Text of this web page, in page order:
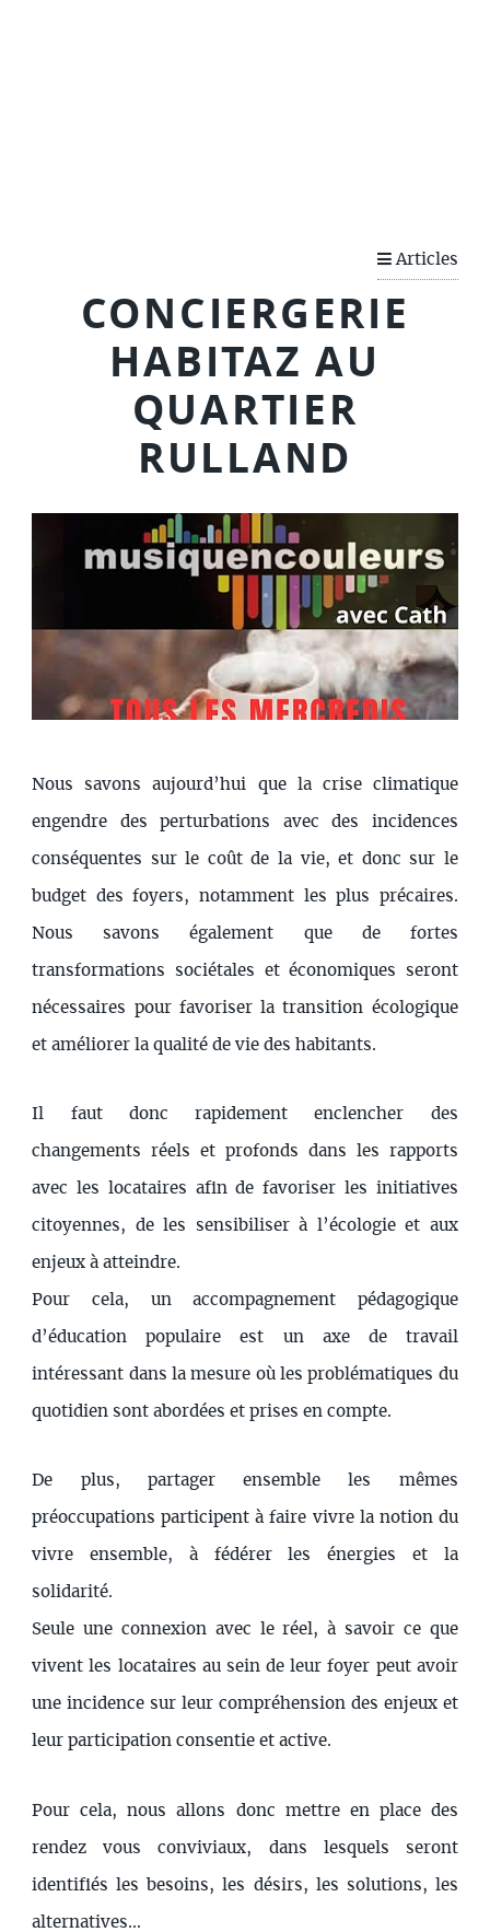
CONCIERGERIE
HABITAZ AU
QUARTIER
RULLAND
Nous savons aujourd’hui que la crise climatique
engendre des perturbations avec des incidences
conséquentes sur le coût de la vie, et donc sur le
budget des foyers, notamment les plus précaires.
Nous savons également que de fortes
transformations sociétales et économiques seront
nécessaires pour favoriser la transition écologique
et améliorer la qualité de vie des habitants.
Il faut donc rapidement enclencher des
changements réels et profonds dans les rapports
avec les locataires afin de favoriser les initiatives
citoyennes, de les sensibiliser à l’écologie et aux
enjeux à atteindre.
Pour cela, un accompagnement pédagogique
d’éducation populaire est un axe de travail
intéressant dans la mesure où les problématiques du
quotidien sont abordées et prises en compte.
De plus, partager ensemble les mêmes
préoccupations participent à faire vivre la notion du
vivre ensemble, à fédérer les énergies et la
solidarité.
Seule une connexion avec le réel, à savoir ce que
vivent les locataires au sein de leur foyer peut avoir
une incidence sur leur compréhension des enjeux et
leur participation consentie et active.
Pour cela, nous allons donc mettre en place des
rendez vous conviviaux, dans lesquels seront
identifiés les besoins, les désirs, les solutions, les
alternatives...
Articles